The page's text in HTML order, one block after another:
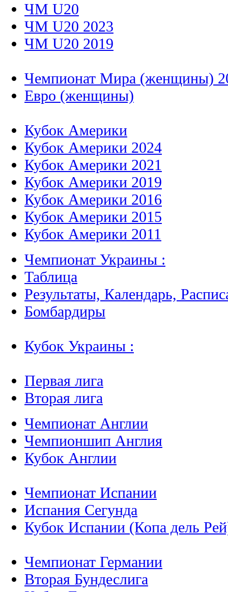
ЧМ U20
ЧМ U20 2023
ЧМ U20 2019
Чемпионат Мира (женщины)
Евро (женщины)
Кубок Америки
Кубок Америки 2024
Кубок Америки 2021
Кубок Америки 2019
Кубок Америки 2016
Кубок Америки 2015
Кубок Америки 2011
Чемпионат Украины :
Таблица
Результаты, Календарь,
Бомбардиры
Кубок Украины :
Первая лига
Вторая лига
Чемпионат Англии
Чемпионшип Англия
Кубок Англии
Чемпионат Испании
Испания Сегунда
Кубок Испании (Копа дель
Чемпионат Германии
Вторая Бундеслига